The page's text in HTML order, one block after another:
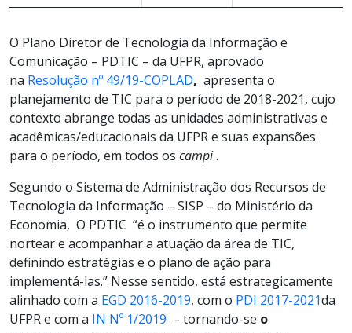
O Plano Diretor de Tecnologia da Informação e
Comunicação – PDTIC – da UFPR, aprovado
na Resolução nº 49/19-COPLAD, apresenta o
planejamento de TIC para o período de 2018-2021, cujo
contexto abrange todas as unidades administrativas e
acadêmicas/educacionais da UFPR e suas expansões
para o período, em todos os campi.
Segundo o Sistema de Administração dos Recursos de
Tecnologia da Informação – SISP – do Ministério da
Economia, O PDTIC “é o instrumento que permite
nortear e acompanhar a atuação da área de TIC,
definindo estratégias e o plano de ação para
implementá-las.” Nesse sentido, está estrategicamente
alinhado com a EGD 2016-2019, com o PDI 2017-2021da
UFPR e com a IN Nº 1/2019 – tornando-se o